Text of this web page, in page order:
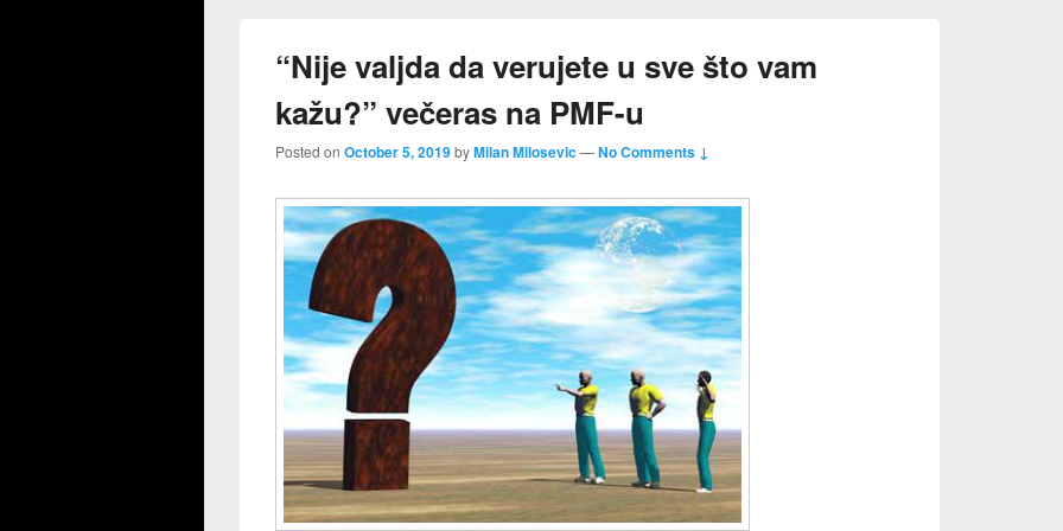
“Nije valjda da verujete u sve što vam
kažu?” večeras na PMF-u
Posted on October 5, 2019byMilan Milosevic—No Comments ↓